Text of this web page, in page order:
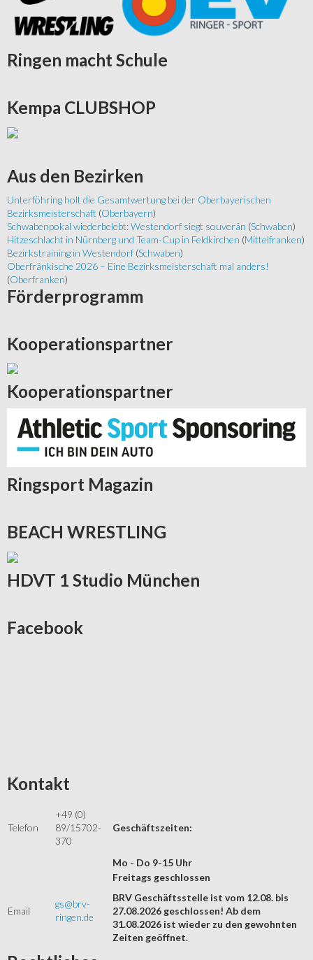
Ringen macht Schule
Kempa CLUBSHOP
Aus den Bezirken
Unterföhring holt die Gesamtwertung bei der Oberbayerischen
Bezirksmeisterschaft (Oberbayern)
Schwabenpokal wiederbelebt: Westendorf siegt souverän (Schwaben)
Hitzeschlacht in Nürnberg und Team-Cup in Feldkirchen (Mittelfranken)
Bezirkstraining in Westendorf (Schwaben)
Oberfränkische 2026 – Eine Bezirksmeisterschaft mal anders!
(Oberfranken)
Förderprogramm
Kooperationspartner
Kooperationspartner
Ringsport Magazin
BEACH WRESTLING
HDVT 1 Studio München
Facebook
Kontakt
Telefon
+49 (0)
89/15702-
370
Geschäftszeiten:
Mo - Do 9-15 Uhr
Email
gs@brv-
ringen.de
Freitags geschlossen
BRV Geschäftsstelle ist vom 12.08. bis
27.08.2026 geschlossen! Ab dem
31.08.2026 ist wieder zu den gewohnten
Zeiten geöffnet.